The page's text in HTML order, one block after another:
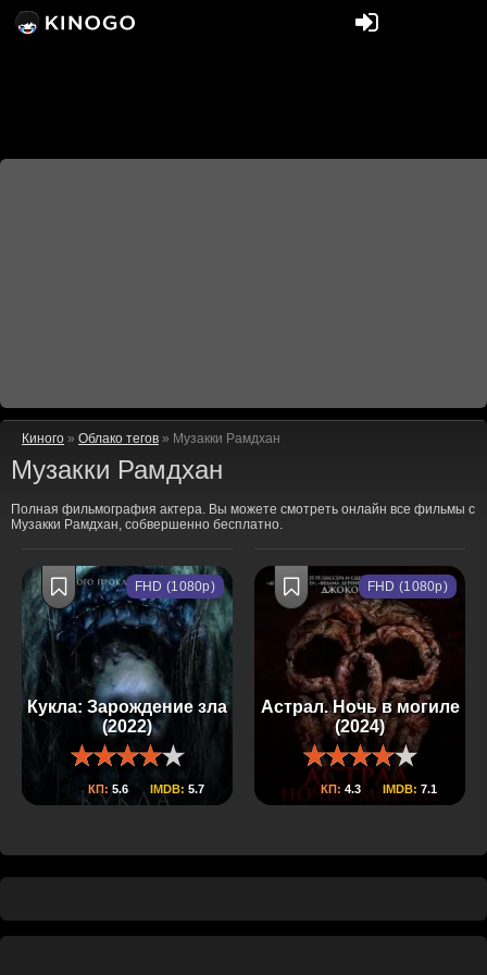
Киного » Облако тегов » Музакки Рамдхан
Музакки Рамдхан
Полная фильмография актера. Вы можете смотреть онлайн все фильмы с
Музакки Рамдхан, собвершенно бесплатно.
Кукла: Зарождение зла
(2022)
КП: 5.6 IMDB: 5.7
FHD (1080p)
Астрал. Ночь в могиле
(2024)
КП: 4.3 IMDB: 7.1
FHD (1080p)